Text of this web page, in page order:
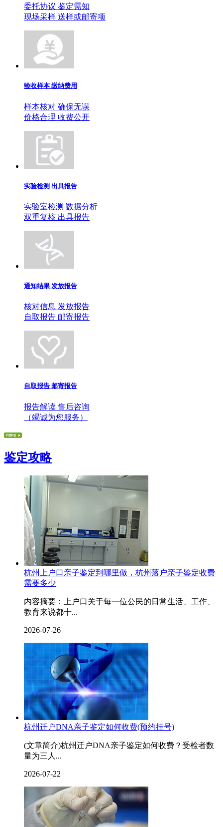
委托协议 鉴定需知
现场采样 送样或邮寄项
验收样本 缴纳费用
样本核对 确保无误
价格合理 收费公开
实验检测 出具报告
实验室检测 数据分析
双重复核 出具报告
通知结果 发放报告
核对信息 发放报告
自取报告 邮寄报告
自取报告 邮寄报告
报告解读 售后咨询
（竭诚为您服务）
鉴定攻略
杭州上户口亲子鉴定到哪里做，杭州落户亲子鉴定收费
需要多少
内容摘要：上户口关于每一位公民的日常生活、工作、
教育来说都十...
2026-07-26
杭州迁户DNA亲子鉴定如何收费(预约挂号)
(文章简介)杭州迁户DNA亲子鉴定如何收费？受检者数
量为三人...
2026-07-22